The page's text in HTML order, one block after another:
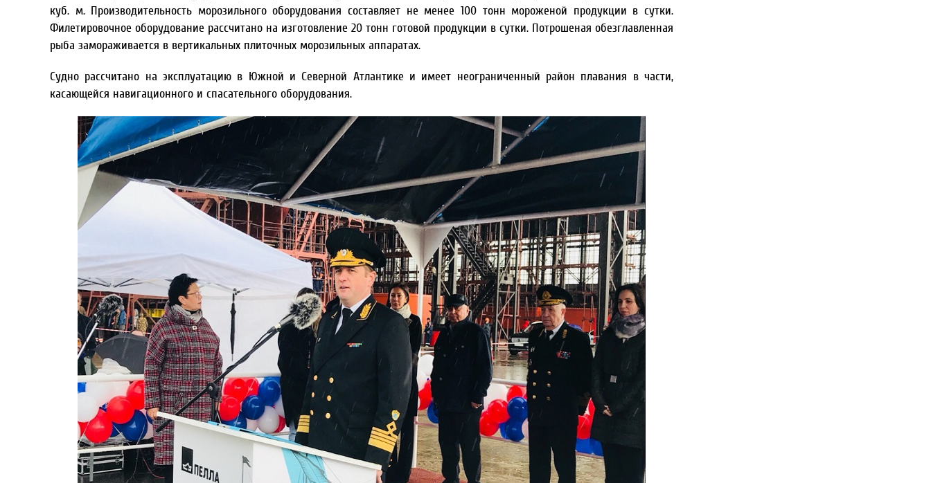
куб. м. Производительность морозильного оборудования составляет не менее 100 тонн мороженой продукции в сутки.
Филетировочное оборудование рассчитано на изготовление 20 тонн готовой продукции в сутки. Потрошеная обезглавленная
рыба замораживается в вертикальных плиточных морозильных аппаратах.
Судно рассчитано на эксплуатацию в Южной и Северной Атлантике и имеет неограниченный район плавания в части,
касающейся навигационного и спасательного оборудования.